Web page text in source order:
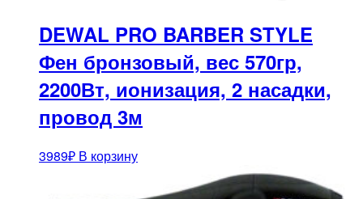
DEWAL PRO BARBER STYLE
Фен бронзовый, вес 570гр,
2200Вт, ионизация, 2 насадки,
провод 3м
3989₽ В корзину